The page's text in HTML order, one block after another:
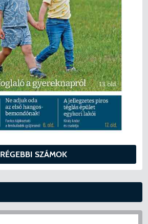
RÉGEBBI SZÁMOK